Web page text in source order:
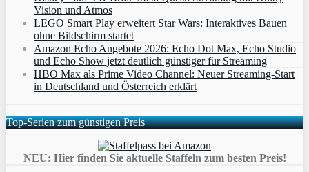
Vision und Atmos
LEGO Smart Play erweitert Star Wars: Interaktives Bauen
ohne Bildschirm startet
Amazon Echo Angebote 2026: Echo Dot Max, Echo Studio
und Echo Show jetzt deutlich günstiger für Streaming
HBO Max als Prime Video Channel: Neuer Streaming‑Start
in Deutschland und Österreich erklärt
Top-Serien zum günstigen Preis
NEU: Hier finden Sie aktuelle Staffeln zum besten Preis!